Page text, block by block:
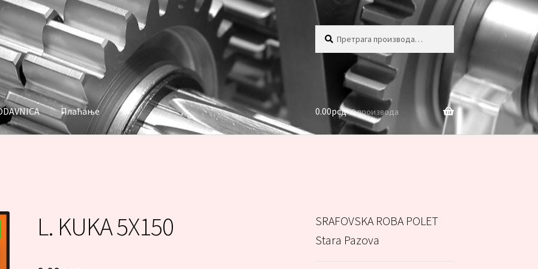
Плаћање 0.00рсд 0 производа
L. KUKA 5X150
SRAFOVSKA ROBA POLET
Stara Pazova